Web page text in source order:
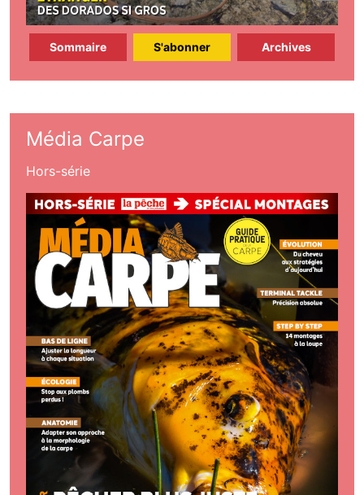
Sommaire S'abonner Archives
Média Carpe
Hors-série